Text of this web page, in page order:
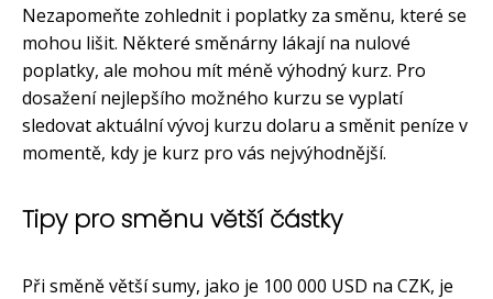
Nezapomeňte zohlednit i poplatky za směnu, které se
mohou lišit. Některé směnárny lákají na nulové
poplatky, ale mohou mít méně výhodný kurz. Pro
dosažení nejlepšího možného kurzu se vyplatí
sledovat aktuální vývoj kurzu dolaru a směnit peníze v
momentě, kdy je kurz pro vás nejvýhodnější.
Tipy pro směnu větší částky
Při směně větší sumy, jako je 100 000 USD na CZK, je